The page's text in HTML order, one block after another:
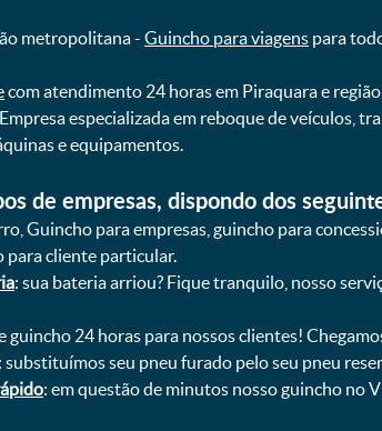
metropolitana -Guincho para viagens para
com atendimento 24 horas em Piraquara e
especializada em reboque de veículos,
e equipamentos.
de empresas, dispondo dos
Guincho para empresas, guincho para
para cliente particular.
: sua bateria arriou? Fique tranquilo, nosso
guincho 24 horas para nossos clientes!
: substituímos seu pneu furado pelo seu pneu
: em questão de minutos nosso guincho no